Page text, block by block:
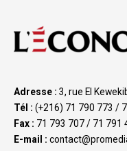
Adresse : 3, rue El
Tél : (+216) 71 790 773 /
Fax : 71 793 707 / 71 791
E-mail :